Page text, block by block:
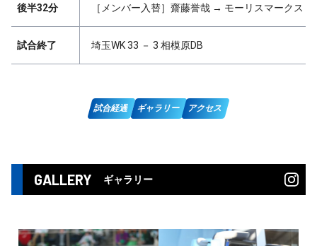
後半32分 ［メンバー入替］齋藤誉哉 → モーリスマークス
試合終了 埼玉WK 33 － 3 相模原DB
試合経過 ギャラリー アクセス
GALLERY ギャラリー